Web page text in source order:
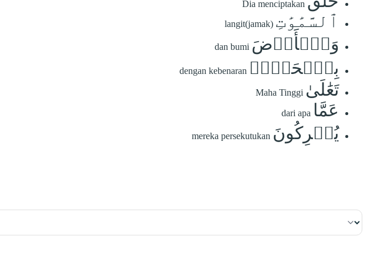
Dia menciptakan
ٱلسَّمَٰوَٰتِ langit(jamak)
وَٱلۡأَرۡضَ dan bumi
بِٱلۡحَقِّۚ dengan kebenaran
تَعَٰلَىٰ Maha Tinggi
عَمَّا dari apa
يُشۡرِكُونَ mereka persekutukan